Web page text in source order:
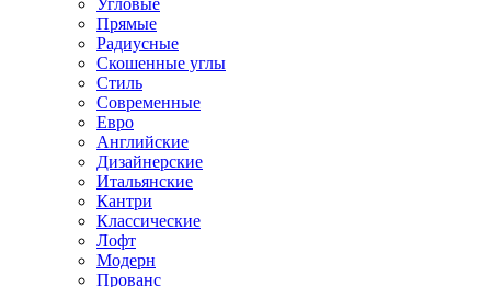
Угловые
Прямые
Радиусные
Скошенные углы
Стиль
Современные
Евро
Английские
Дизайнерские
Итальянские
Кантри
Классические
Лофт
Модерн
Прованс